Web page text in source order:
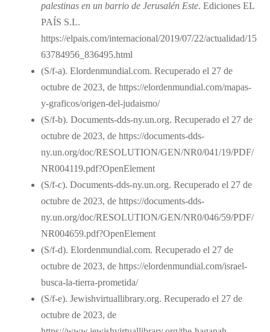
palestinas en un barrio de Jerusalén Este. Ediciones EL
PAÍS S.L.
https://elpais.com/internacional/2019/07/22/actualidad/15
63784956_836495.html
(S/f-a). Elordenmundial.com. Recuperado el 27 de
octubre de 2023, de https://elordenmundial.com/mapas-
y-graficos/origen-del-judaismo/
(S/f-b). Documents-dds-ny.un.org. Recuperado el 27 de
octubre de 2023, de https://documents-dds-
ny.un.org/doc/RESOLUTION/GEN/NR0/041/19/PDF/
NR004119.pdf?OpenElement
(S/f-c). Documents-dds-ny.un.org. Recuperado el 27 de
octubre de 2023, de https://documents-dds-
ny.un.org/doc/RESOLUTION/GEN/NR0/046/59/PDF/
NR004659.pdf?OpenElement
(S/f-d). Elordenmundial.com. Recuperado el 27 de
octubre de 2023, de https://elordenmundial.com/israel-
busca-la-tierra-prometida/
(S/f-e). Jewishvirtuallibrary.org. Recuperado el 27 de
octubre de 2023, de